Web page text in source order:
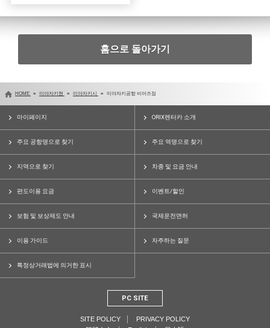
홈으로 돌아가기
HOME 미야자키현 미야자키시 미야자키공항 비어즈점
마이페이지 ORIX렌터카 소개
주요 공항명으로 찾기 주요 역명으로 찾기
지역으로 찾기 차종 및 요금 안내
편도이용 요금 이벤트/할인
보험 및 보상제도 안내 국제운전면허
이용 가이드 자주하는 질문
특정상거래법에 의거한 표시
PC SITE
SITE POLICY
PRIVACY POLICY